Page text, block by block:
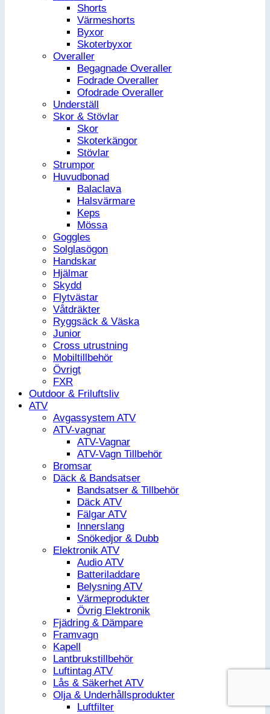
Shorts
Värmeshorts
Byxor
Skoterbyxor
Overaller
Begagnade Overaller
Fodrade Overaller
Ofodrade Overaller
Underställ
Skor & Stövlar
Skor
Skoterkängor
Stövlar
Strumpor
Huvudbonad
Balaclava
Halsvärmare
Keps
Mössa
Goggles
Solglasögon
Handskar
Hjälmar
Skydd
Flytvästar
Våtdräkter
Ryggsäck & Väska
Junior
Cross utrustning
Mobiltillbehör
Övrigt
FXR
Outdoor & Friluftsliv
ATV
Avgassystem ATV
ATV-vagnar
ATV-Vagnar
ATV-Vagn Tillbehör
Bromsar
Däck & Bandsatser
Bandsatser & Tillbehör
Däck ATV
Fälgar ATV
Innerslang
Snökedjor & Dubb
Elektronik ATV
Audio ATV
Batteriladdare
Belysning ATV
Värmeprodukter
Övrig Elektronik
Fjädring & Dämpare
Framvagn
Kapell
Lantbrukstillbehör
Luftintag ATV
Lås & Säkerhet ATV
Olja & Underhållsprodukter
Luftfilter